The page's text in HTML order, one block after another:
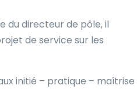
du directeur de pôle, il
de service sur les
initié – pratique – maîtrise